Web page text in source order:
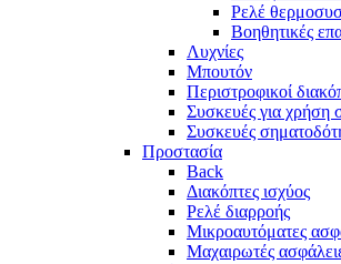
Ρελέ
Βοηθητικές
Λυχνίες
Μπουτόν
Περιστροφικοί
Συσκευές για χρήση
Συσκευές
Προστασία
Back
Διακόπτες ισχύος
Ρελέ διαρροής
Μικροαυτόματες
Μαχαιρωτές